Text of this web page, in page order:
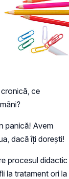
ce
panică! Avem
dacă îți dorești!
procesul didactic
la tratament ori la